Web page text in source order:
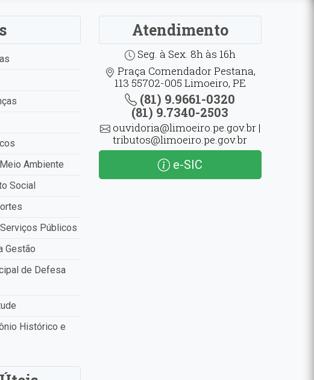
Ambiente
Social
Públicos
Gestão
de Defesa
Histórico e
Atendimento
Seg. à Sex. 8h às 16h
Praça Comendador Pestana,
113 55702-005 Limoeiro, PE
(81) 9.9661-0320
(81) 9.7340-2503
ouvidoria@limoeiro.pe.gov.br |
tributos@limoeiro.pe.gov.br
e-SIC